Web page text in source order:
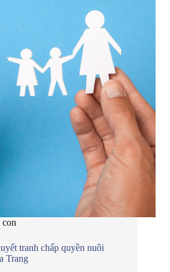
tranh chấp quyền nuôi
Trang